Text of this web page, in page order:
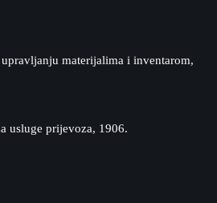
materijalima i inventarom,
usluge prijevoza, 1906.